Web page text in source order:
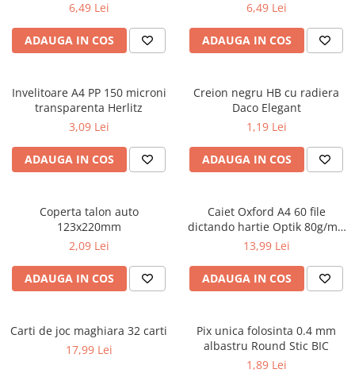
Foarfece școlare
Globuri pământești
Cutii sandwich și caserole
Termosuri
Pahare și sticle pentru scoală
Cutii pentru depozitare
Caiete școlare și hârtie
Caiete muzică
Caiete geografie și biologie
Caiete foi veline
Vocabulare
Blocuri de desen școlare
motiv Touch Trend
6,49 Lei
ADAUGA IN COS
diverse culori
6,49 Lei
ADAUGA IN COS
Invelitoare A4 PP 150 microni
transparenta Herlitz
3,09 Lei
ADAUGA IN COS
Creion negru HB cu radiera
Daco Elegant
1,19 Lei
ADAUGA IN COS
Coperta talon auto
123x220mm
2,09 Lei
ADAUGA IN COS
Caiet Oxford A4 60 file
dictando hartie Optik 80g/mp
Touch Pastel
13,99 Lei
ADAUGA IN COS
Carti de joc maghiara 32 carti
17,99 Lei
Pix unica folosinta 0.4 mm
albastru Round Stic BIC
1,89 Lei